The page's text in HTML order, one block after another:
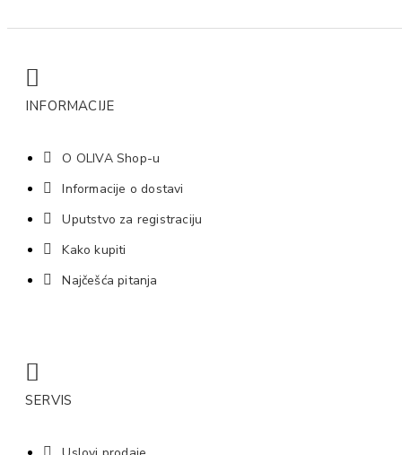
INFORMACIJE
O OLIVA Shop-u
Informacije o dostavi
Uputstvo za registraciju
Kako kupiti
Najčešća pitanja
SERVIS